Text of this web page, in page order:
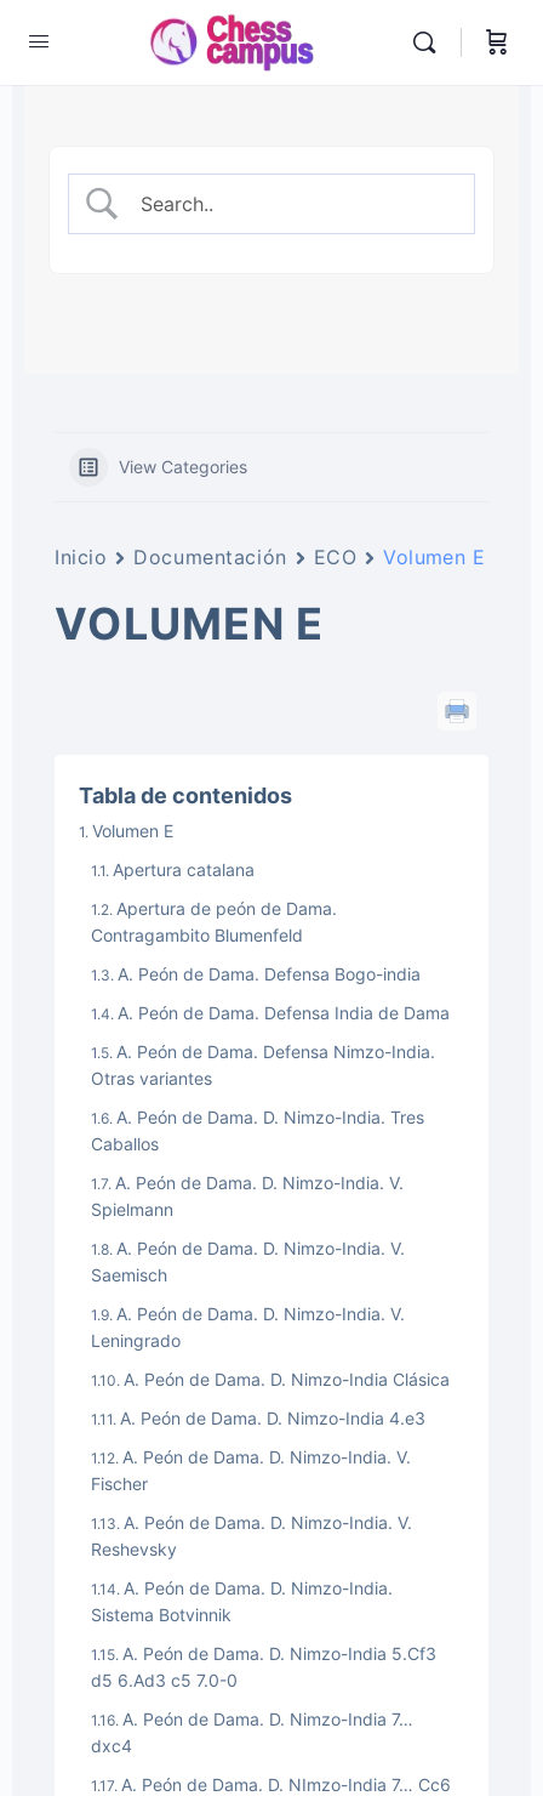
View Categories
Inicio Documentación ECO Volumen E
VOLUMEN E
Tabla de contenidos
Volumen E
Apertura catalana
Apertura de peón de Dama.
Contragambito Blumenfeld
A. Peón de Dama. Defensa Bogo-india
A. Peón de Dama. Defensa India de Dama
A. Peón de Dama. Defensa Nimzo-India.
Otras variantes
A. Peón de Dama. D. Nimzo-India. Tres
Caballos
A. Peón de Dama. D. Nimzo-India. V.
Spielmann
A. Peón de Dama. D. Nimzo-India. V.
Saemisch
A. Peón de Dama. D. Nimzo-India. V.
Leningrado
A. Peón de Dama. D. Nimzo-India Clásica
A. Peón de Dama. D. Nimzo-India 4.e3
A. Peón de Dama. D. Nimzo-India. V.
Fischer
A. Peón de Dama. D. Nimzo-India. V.
Reshevsky
A. Peón de Dama. D. Nimzo-India.
Sistema Botvinnik
A. Peón de Dama. D. Nimzo-India 5.Cf3
d5 6.Ad3 c5 7.0-0
A. Peón de Dama. D. Nimzo-India 7…
dxc4
A. Peón de Dama. D. NImzo-India 7… Cc6